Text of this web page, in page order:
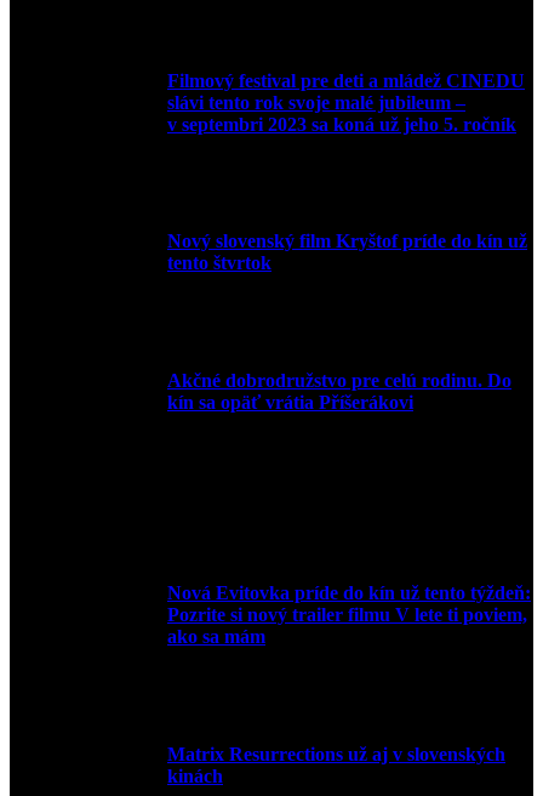
Filmový festival pre deti a mládež CINEDU
slávi tento rok svoje malé jubileum –
v septembri 2023 sa koná už jeho 5. ročník
Nový slovenský film Kryštof príde do kín už
tento štvrtok
Akčné dobrodružstvo pre celú rodinu. Do
kín sa opäť vrátia Příšerákovi
Nová Evitovka príde do kín už tento týždeň:
Pozrite si nový trailer filmu V lete ti poviem,
ako sa mám
Matrix Resurrections už aj v slovenských
kinách